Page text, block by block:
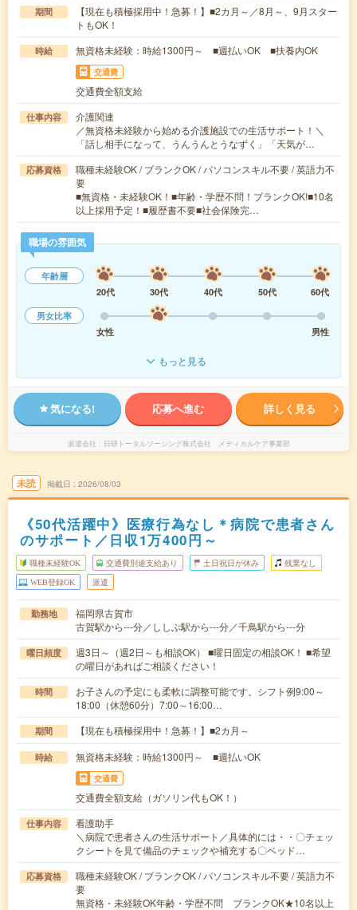
期間
【現在も積極採用中！急募！】■2カ月～／8月～、9月スター
トもOK！
時給 無資格未経験：時給1300円～ ■週払いOK ■扶養内OK
交通費
交通費全額支給
仕事内容
介護関連
／無資格未経験から始める介護施設での生活サポート！＼
「話し相手になって、うんうんとうなずく」「天気が…
応募資格
職種未経験OK / ブランクOK / パソコンスキル不要 / 英語力不
要
■無資格・未経験OK！■年齢・学歴不問！ブランクOK!■10名
以上採用予定！■履歴書不要■社会保険完…
職場の雰囲気
年齢層
20代
30代 40代 50代
60代
男女比率
女性
男性
もっと見る
気になる! 応募へ進む 詳しく見る
派遣会社 日研トータルソーシング株式会社 メディカルケア事業部
未読 掲載日 2026/08/03
《50代活躍中》医療行為なし＊病院で患者さん
のサポート／日収1万400円～
職種未経験OK 交通費別途支給あり 土日祝日が休み 残業なし
WEB登録OK 派遣
勤務地
福岡県古賀市
古賀駅から---分／ししぶ駅から---分／千鳥駅から---分
曜日頻度
週3日～（週2日～も相談OK） ■曜日固定の相談OK！ ■希望
の曜日があればご相談ください！
時間
お子さんの予定にも柔軟に調整可能です。シフト例9:00～
18:00（休憩60分）7:00～16:00…
期間 【現在も積極採用中！急募！】■2カ月～
時給 無資格未経験：時給1300円～ ■週払いOK
交通費
交通費全額支給（ガソリン代もOK！）
仕事内容
看護助手
＼病院で患者さんの生活サポート／具体的には・・〇チェッ
クシートを見て備品のチェックや補充する〇ベッド…
応募資格
職種未経験OK / ブランクOK / パソコンスキル不要 / 英語力不
要
無資格・未経験OK年齢・学歴不問 ブランクOK★10名以上